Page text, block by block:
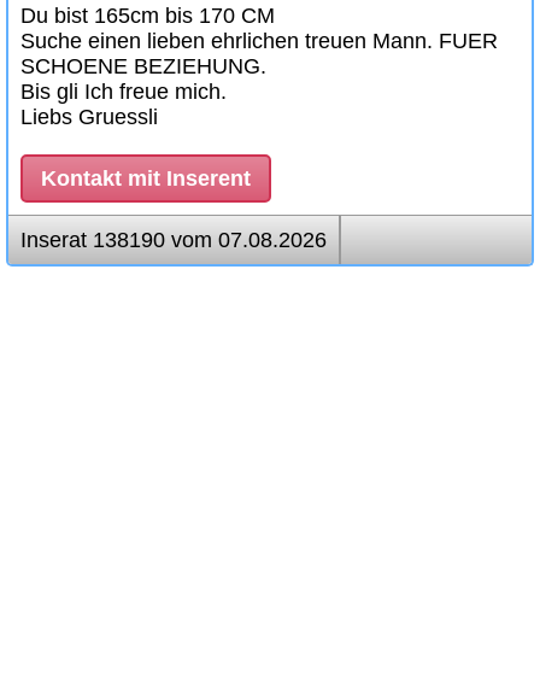
Du bist 165cm bis 170 CM
Suche einen lieben ehrlichen treuen Mann. FUER
SCHOENE BEZIEHUNG.
Bis gli Ich freue mich.
Liebs Gruessli
Kontakt mit Inserent
Inserat 138190 vom 07.08.2026